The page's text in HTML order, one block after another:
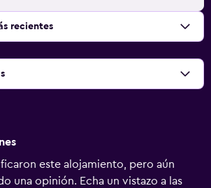
recientes
este alojamiento, pero aún
una opinión. Echa un vistazo a las